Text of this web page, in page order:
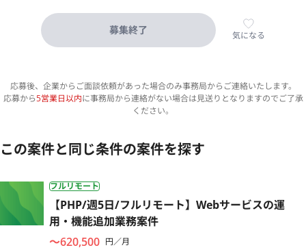
募集終了 気になる
応募後、企業からご面談依頼があった場合のみ事務局からご連絡いたします。
応募から5営業日以内に事務局から連絡がない場合は見送りとなりますのでご了承
ください。
この案件と同じ条件の案件を探す
フルリモート
【PHP/週5日/フルリモート】Webサービスの運
用・機能追加業務案件
〜620,500 円／月